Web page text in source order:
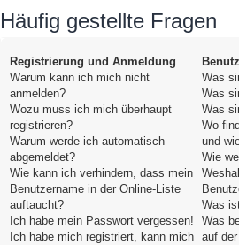
Häufig gestellte Fragen
Registrierung und Anmeldung
Warum kann ich mich nicht
anmelden?
Wozu muss ich mich überhaupt
registrieren?
Warum werde ich automatisch
abgemeldet?
Wie kann ich verhindern, dass mein
Benutzername in der Online-Liste
auftaucht?
Ich habe mein Passwort vergessen!
Ich habe mich registriert, kann mich
Was
Was
Was
Wo
und
Wie
Was
Was
auf